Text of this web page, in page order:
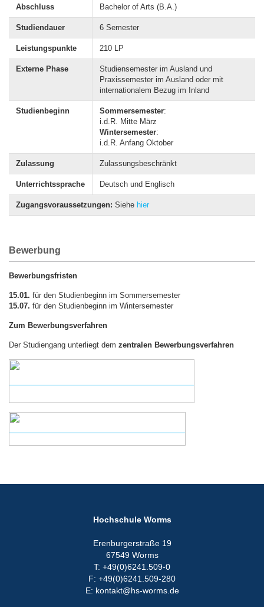
Abschluss Bachelor of Arts (B.A.)
Studiendauer 6 Semester
Leistungspunkte 210 LP
Externe Phase
Studiensemester im Ausland und
Praxissemester im Ausland oder mit
internationalem Bezug im Inland
Studienbeginn Sommersemester:
i.d.R. Mitte März
Wintersemester:
i.d.R. Anfang Oktober
Zulassung Zulassungsbeschränkt
Unterrichtssprache Deutsch und Englisch
Zugangsvoraussetzungen: Siehe hier
Bewerbung
Bewerbungsfristen
15.01. für den Studienbeginn im Sommersemester
15.07. für den Studienbeginn im Wintersemester
Zum Bewerbungsverfahren
Der Studiengang unterliegt dem zentralen Bewerbungsverfahren
Hochschule Worms
Erenburgerstraße 19
67549 Worms
T: +49(0)6241.509-0
F: +49(0)6241.509-280
E: kontakt@hs-worms.de